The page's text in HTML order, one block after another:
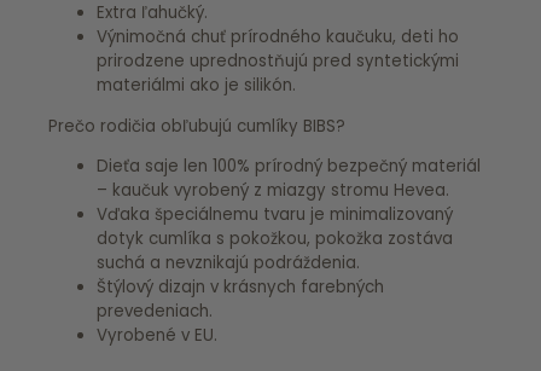
Extra ľahučký.
Výnimočná chuť prírodného kaučuku, deti ho
prirodzene uprednostňujú pred syntetickými
materiálmi ako je silikón.
Prečo rodičia obľubujú cumlíky BIBS?
Dieťa saje len 100% prírodný bezpečný materiál
– kaučuk vyrobený z miazgy stromu Hevea.
Vďaka špeciálnemu tvaru je minimalizovaný
dotyk cumlíka s pokožkou, pokožka zostáva
suchá a nevznikajú podráždenia.
Štýlový dizajn v krásnych farebných
prevedeniach.
Vyrobené v EU.